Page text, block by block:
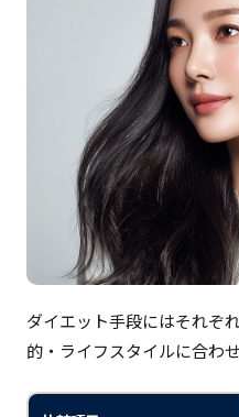
ダイエット手段にはそれぞ
的・ライフスタイルに合わ